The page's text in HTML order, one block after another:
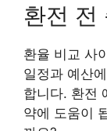
환전 전
환율 비교 사
일정과 예산
합니다. 환전
약에 도움이